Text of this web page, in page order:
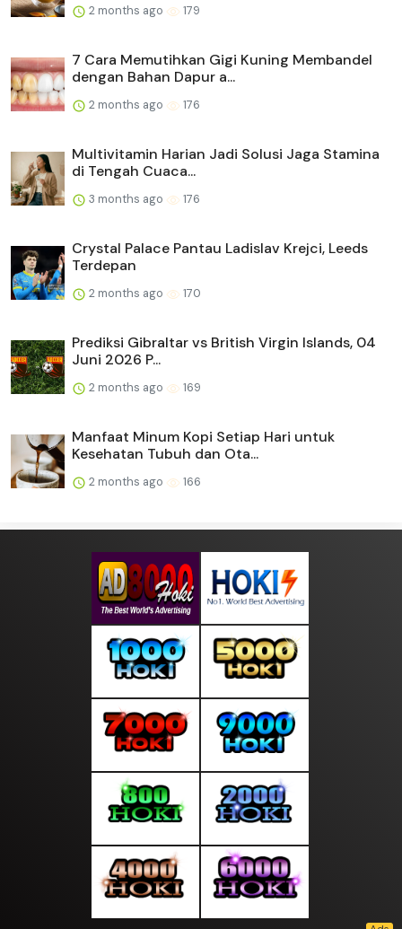
2 months ago 179
7 Cara Memutihkan Gigi Kuning Membandel
dengan Bahan Dapur a...
2 months ago 176
Multivitamin Harian Jadi Solusi Jaga Stamina
di Tengah Cuaca...
3 months ago 176
Crystal Palace Pantau Ladislav Krejci, Leeds
Terdepan
2 months ago 170
Prediksi Gibraltar vs British Virgin Islands, 04
Juni 2026 P...
2 months ago 169
Manfaat Minum Kopi Setiap Hari untuk
Kesehatan Tubuh dan Ota...
2 months ago 166